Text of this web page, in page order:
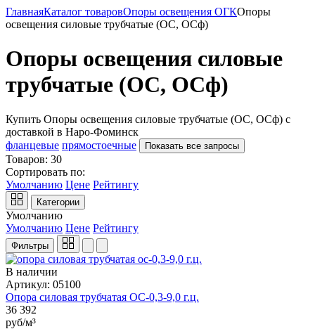
ГлавнаяКаталог товаровОпоры освещения ОГКОпоры
освещения силовые трубчатые (ОС, ОСф)
Опоры освещения силовые
трубчатые (ОС, ОСф)
Купить Опоры освещения силовые трубчатые (ОС, ОСф) с
доставкой в Наро-Фоминск
фланцевые прямостоечные Показать все запросы
Товаров: 30
Сортировать по:
Умолчанию Цене Рейтингу
Категории
Умолчанию
Умолчанию Цене Рейтингу
Фильтры
В наличии
Артикул: 05100
Опора силовая трубчатая ОС-0,3-9,0 г.ц.
36 392
руб/м³